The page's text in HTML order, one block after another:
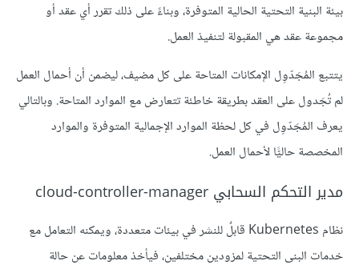
بيئة البنية التحتية الحالية المتوفرة، وبناءً على ذلك تقرر أي عقد أو
مجموعة عقد هي المقبولة لتنفيذ العمل.
يتتبع المُجَدّوِل الإمكانات المتاحة على كل مضيف، ليضمن أن أحمال العمل
لم تُجَدول على العقد بطريقة خاطئة تتعارض مع الموارد المتاحة. وبالتالي
يعرف المُجَدّوِل في كل لحظة الموارد الإجمالية المتوفرة والموارد
المخصصة حاليًّا لأحمال العمل.
مدير التحكم السحابي cloud-controller-manager
نظام Kubernetes قابلٌ للنشر في بيئات متعددة، ويمكنه التعامل مع
خدمات البنى التحتية لمزودين مختلفين، فيأخذ معلومات عن حالة